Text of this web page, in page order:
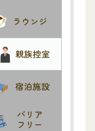
ラウンジ
親族控室
宿泊施設
バリア
フリー